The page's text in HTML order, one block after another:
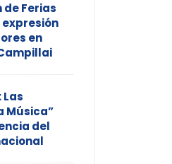
Ferias
en
Las
Música”
del